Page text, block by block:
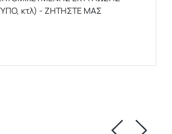
κτλ) - ΖΗΤΗΣΤΕ ΜΑΣ